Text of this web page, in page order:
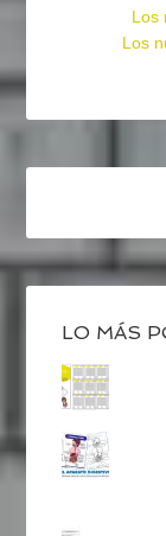
Los
Los
LO MÁS